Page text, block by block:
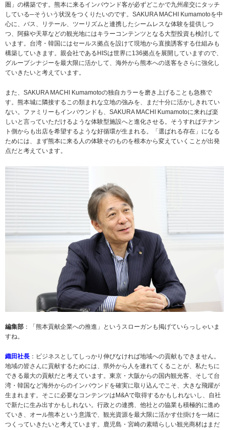
圏」の構築です。熊本に来るインバウンド客が必ずどこかで九州産交にタッチ
している─そういう状況をつくりたいのです。SAKURA MACHI Kumamotoを中
心に、バス、リテール、ツーリズムと連携したシームレスな体験を提供しつ
つ、阿蘇や天草などの観光地にはキラーコンテンツとなる大型投資も検討して
います。台湾・韓国にはセールス拠点を設けて現地から直接誘客する仕組みも
構築していきます。親会社であるHISは世界に136拠点を展開していますので、
グループシナジーを最大限に活かして、海外から熊本への送客をさらに強化し
ていきたいと考えています。
また、SAKURA MACHI Kumamotoの独自カラーを磨き上げることも急務で
す。熊本城に隣接するこの類まれな立地の強みを、まだ十分に活かしきれてい
ない。ファミリーもインバウンドも、SAKURA MACHI Kumamotoに来れば楽
しいと言っていただけるような体験型施設へと進化させる。そうすればテナン
ト側からも出店を希望するような好循環が生まれる。「選ばれる存在」になる
ためには、まず熊本に来る人の体験そのものを根本から変えていくことが出発
点だと考えています。
編集部 ：「熊本貢献企業への推進」というスローガンも掲げていらっしゃいま
すね。
織田社長 ：ビジネスとしてしっかり伸びなければ地域への貢献もできません。
地域の皆さんに貢献するためには、県外から人を連れてくることが、私たちに
できる最大の貢献だと考えています。東京・大阪からの国内観光客、そして台
湾・韓国など海外からのインバウンドを確実に取り込んでこそ、大きな飛躍が
生まれます。そこに必要なコンテンツはM&Aで取得するかもしれないし、自社
で新たに生み出すかもしれない。行政との連携、他社との協業も積極的に進め
ていき、オール熊本という意識で、観光資源を最大限に活かす仕掛けを一緒に
つくっていきたいと考えています。鹿児島・宮崎の素晴らしい観光商材はまだ